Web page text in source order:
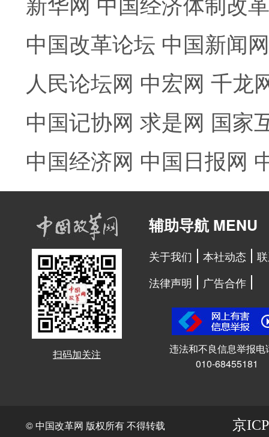
中国改革论坛 中国新闻网
人民论坛网 中宏网 千龙
中国记协网 求是网 国家
中国经济网 中国日报网
扫码加关注
辅助导航 MENU
关于我们 本社动态
法律声明
广告合作
违法和不良信息举报电
010-68455181
© 中国改革网 版权所有 不得转载 京